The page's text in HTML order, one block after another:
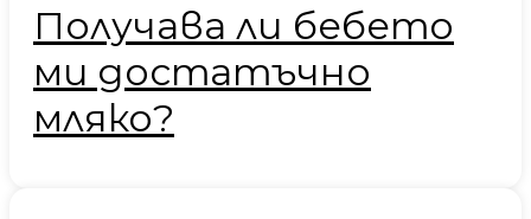
Получава ли бебето
ми достатъчно
мляко?